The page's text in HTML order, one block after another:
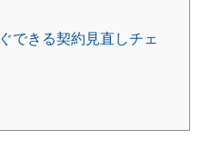
できる契約見直しチェ